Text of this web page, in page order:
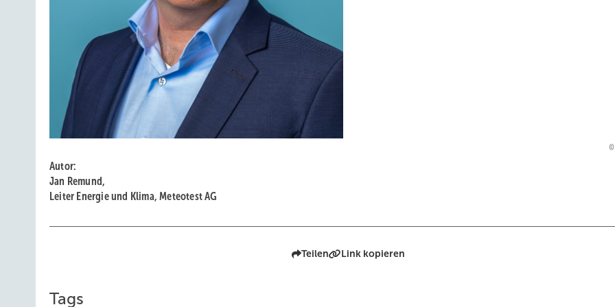
Autor:
Jan Remund,
Leiter Energie und Klima, Meteotest AG
Teilen Link kopieren
Tags